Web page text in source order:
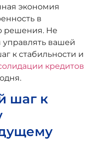
экономия
в
решения. Не
управлять вашей
к стабильности и
кредитов
шаг к